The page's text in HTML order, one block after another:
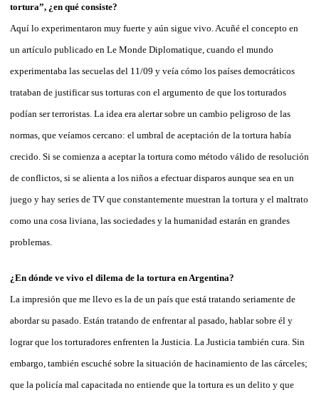
tortura”, ¿en qué consiste?
Aquí lo experimentaron muy fuerte y aún sigue vivo. Acuñé el concepto en
un artículo publicado en Le Monde Diplomatique, cuando el mundo
experimentaba las secuelas del 11/09 y veía cómo los países democráticos
trataban de justificar sus torturas con el argumento de que los torturados
podían ser terroristas. La idea era alertar sobre un cambio peligroso de las
normas, que veíamos cercano: el umbral de aceptación de la tortura había
crecido. Si se comienza a aceptar la tortura como método válido de resolución
de conflictos, si se alienta a los niños a efectuar disparos aunque sea en un
juego y hay series de TV que constantemente muestran la tortura y el maltrato
como una cosa liviana, las sociedades y la humanidad estarán en grandes
problemas.
¿En dónde ve vivo el dilema de la tortura en Argentina?
La impresión que me llevo es la de un país que está tratando seriamente de
abordar su pasado. Están tratando de enfrentar al pasado, hablar sobre él y
lograr que los torturadores enfrenten la Justicia. La Justicia también cura. Sin
embargo, también escuché sobre la situación de hacinamiento de las cárceles;
que la policía mal capacitada no entiende que la tortura es un delito y que